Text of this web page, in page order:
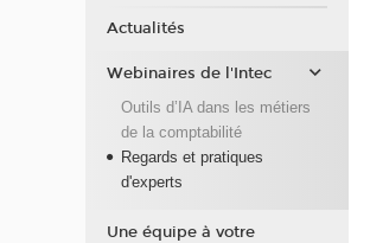
Actualités
Webinaires de l'Intec
Outils d’IA dans les métiers
de la comptabilité
Regards et pratiques
d'experts
Une équipe à votre